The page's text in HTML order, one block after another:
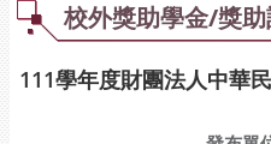
校外獎助學金/獎
111學年度財團法人中華